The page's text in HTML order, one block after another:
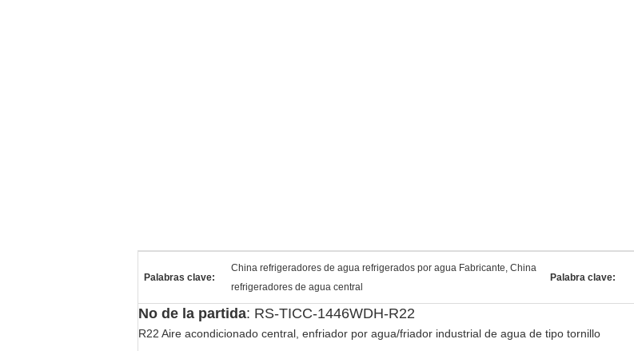
Palabras clave:
China refrigeradores de agua refrigerados por agua Fabricante, China
refrigeradores de agua central
Palabra clave:
No de la partida: RS-TICC-1446WDH-R22
R22 Aire acondicionado central, enfriador por agua/friador industrial de agua de tipo tornillo